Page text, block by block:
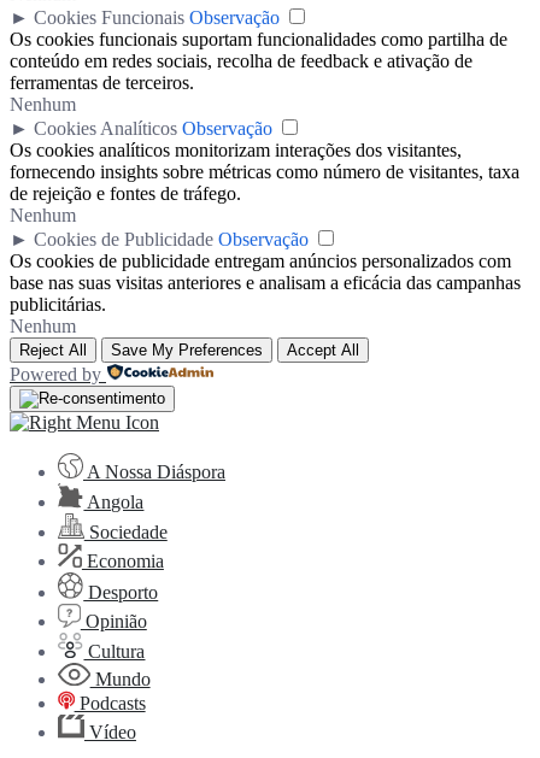
► Cookies Funcionais Observação
Os cookies funcionais suportam funcionalidades como partilha de
conteúdo em redes sociais, recolha de feedback e ativação de
ferramentas de terceiros.
Nenhum
► Cookies Analíticos Observação
Os cookies analíticos monitorizam interações dos visitantes,
fornecendo insights sobre métricas como número de visitantes, taxa
de rejeição e fontes de tráfego.
Nenhum
► Cookies de Publicidade Observação
Os cookies de publicidade entregam anúncios personalizados com
base nas suas visitas anteriores e analisam a eficácia das campanhas
publicitárias.
Nenhum
Reject All Save My Preferences Accept All
Powered by
A Nossa Diáspora
Angola
Sociedade
Economia
Desporto
Opinião
Cultura
Mundo
Podcasts
Vídeo